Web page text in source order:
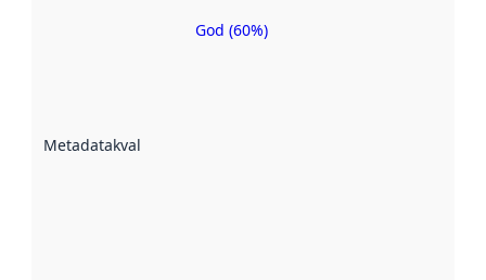
Metadatakvalitet
Metadatakvalitet
God (60%)